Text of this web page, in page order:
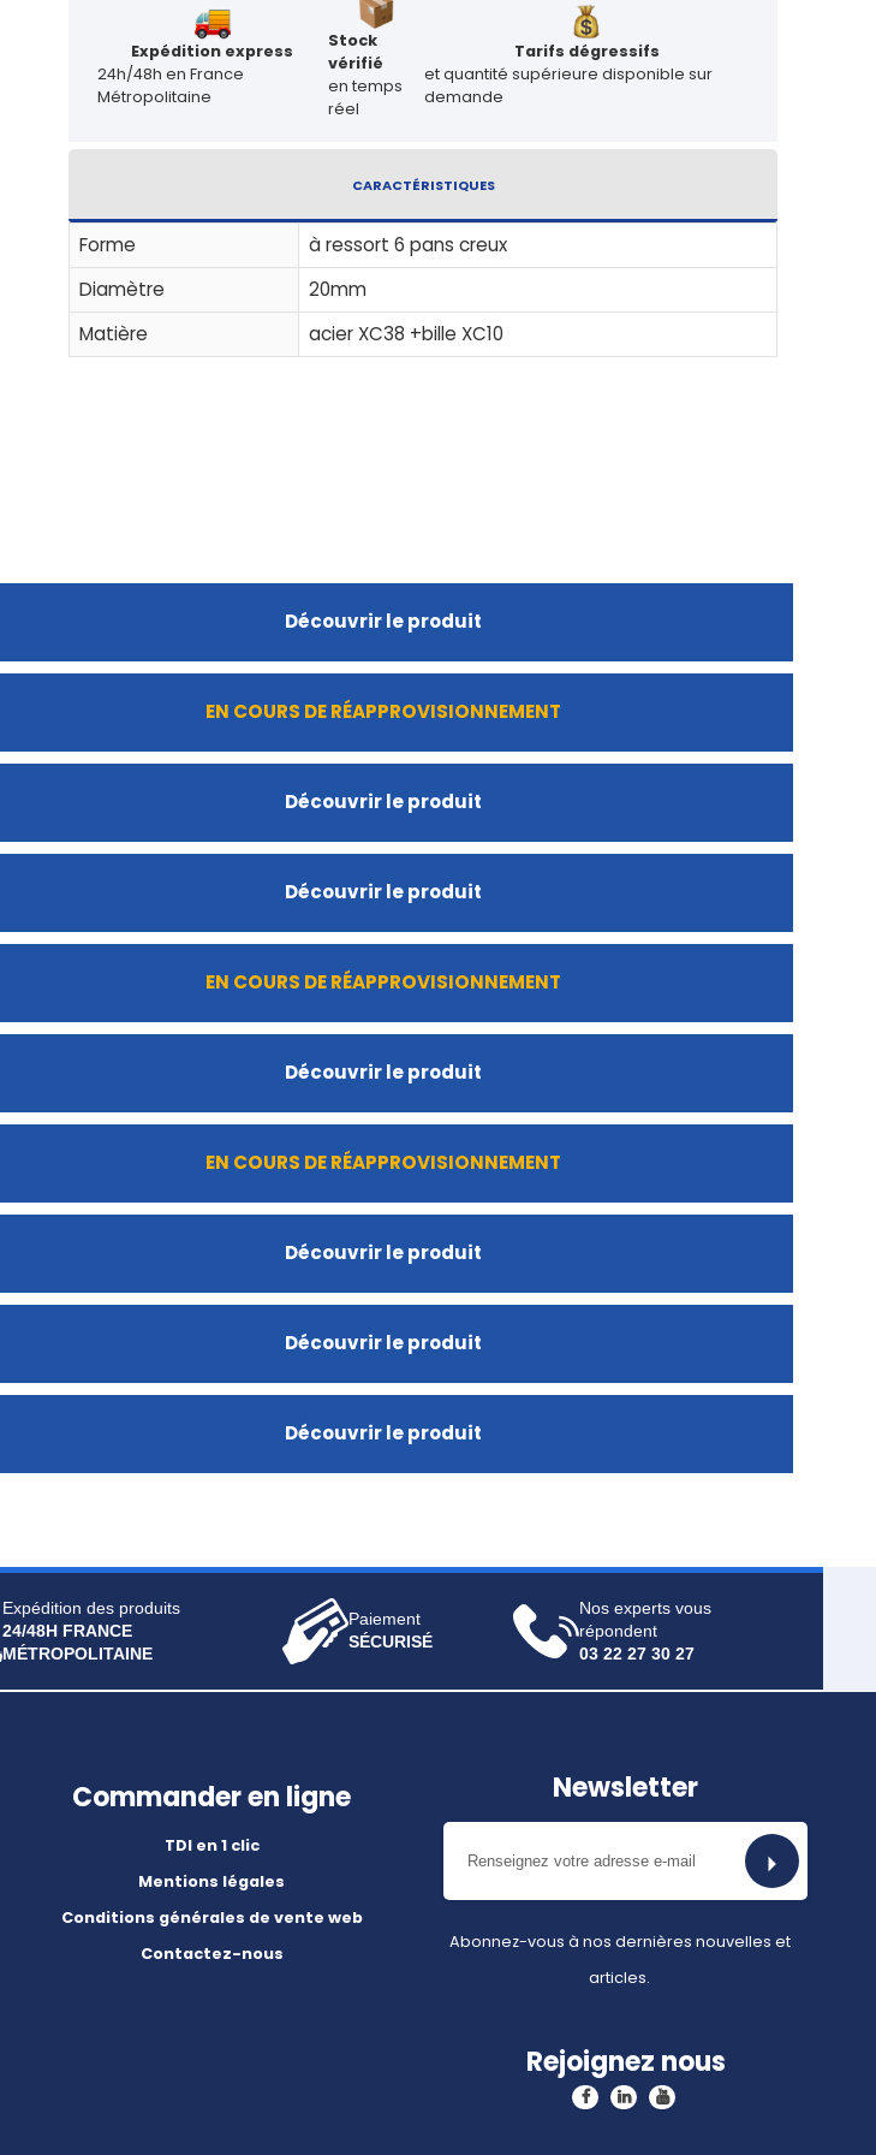
Expédition express
24h/48h en France
Métropolitaine
Stock
vérifié
en temps
réel
Tarifs dégressifs
et quantité supérieure disponible sur
demande
CARACTÉRISTIQUES
Forme
à ressort 6 pans creux
Diamètre
20mm
Matière
acier XC38 +bille XC10
Découvrir le produit
EN COURS DE RÉAPPROVISIONNEMENT
Découvrir le produit
Découvrir le produit
EN COURS DE RÉAPPROVISIONNEMENT
Découvrir le produit
EN COURS DE RÉAPPROVISIONNEMENT
Découvrir le produit
Découvrir le produit
Découvrir le produit
Expédition des produits
24/48H FRANCE
MÉTROPOLITAINE
Paiement
SÉCURISÉ
Nos experts vous
répondent
03 22 27 30 27
Commander en ligne
TDI en 1 clic
Mentions légales
Conditions générales de vente web
Contactez-nous
Newsletter
Abonnez-vous à nos dernières nouvelles et
articles.
Rejoignez nous